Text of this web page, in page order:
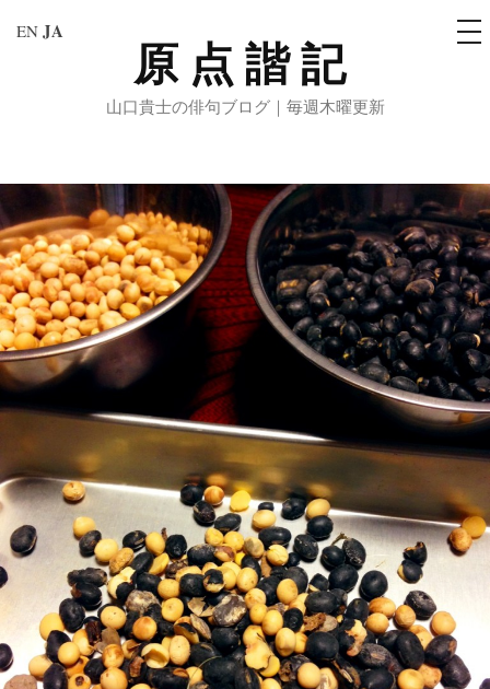
ス
キ
ッ
プ
原点諧記
山口貴士の俳句ブログ｜毎週木曜更新
メ
ニ
EN JA